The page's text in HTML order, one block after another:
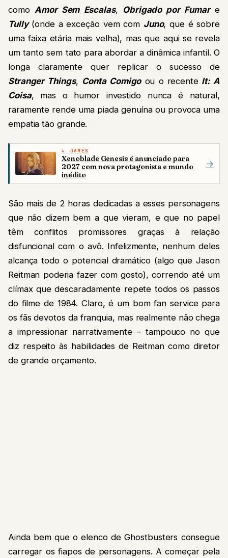
como Amor Sem Escalas, Obrigado por Fumare
Tully(onde a exceção vem com Juno, que é sobre
uma faixa etária mais velha), mas que aqui se revela
um tanto sem tato para abordar a dinâmica infantil. O
longa claramente quer replicar o sucesso de
Stranger Things, Conta Comigoou o recente It: A
Coisa, mas o humor investido nunca é natural,
raramente rende uma piada genuína ou provoca uma
empatia tão grande.
GAMES
Xenoblade Genesis é anunciado para
2027 com nova protagonista e mundo
inédito
→
São mais de 2 horas dedicadas a esses personagens
que não dizem bem a que vieram, e que no papel
têm conflitos promissores graças à relação
disfuncional com o avô. Infelizmente, nenhum deles
alcança todo o potencial dramático (algo que Jason
Reitman poderia fazer com gosto), correndo até um
clímax que descaradamente repete todos os passos
do filme de 1984. Claro, é um bom fan service para
os fãs devotos da franquia, mas realmente não chega
a impressionar narrativamente – tampouco no que
diz respeito às habilidades de Reitman como diretor
de grande orçamento.
Ainda bem que o elenco de Ghostbusters consegue
carregar os fiapos de personagens. A começar pela